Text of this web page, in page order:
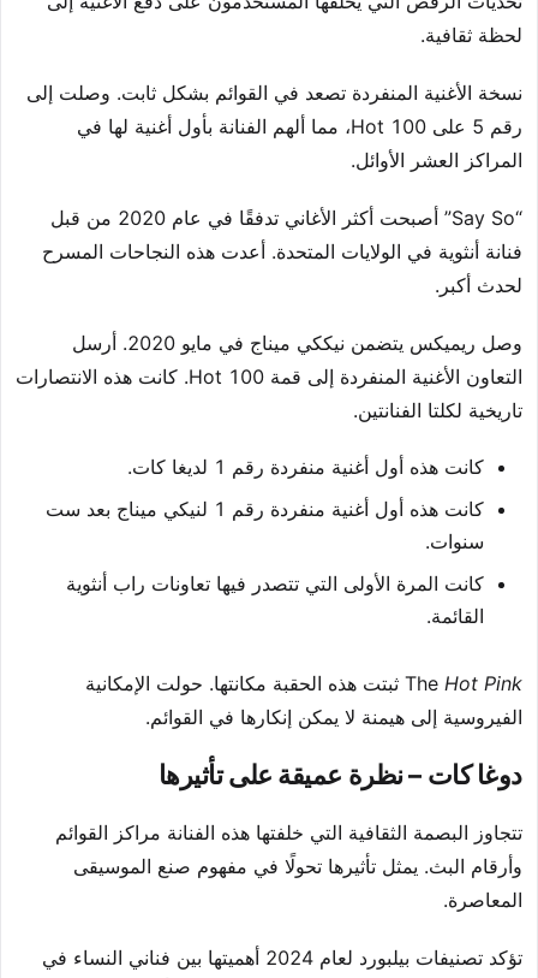
لحظة ثقافية.
نسخة الأغنية المنفردة تصعد في القوائم بشكل ثابت. وصلت إلى
رقم 5 على Hot 100، مما ألهم الفنانة بأول أغنية لها في
المراكز العشر الأوائل.
“Say So” أصبحت أكثر الأغاني تدفقًا في عام 2020 من قبل
فنانة أنثوية في الولايات المتحدة. أعدت هذه النجاحات المسرح
لحدث أكبر.
وصل ريميكس يتضمن نيككي ميناج في مايو 2020. أرسل
التعاون الأغنية المنفردة إلى قمة Hot 100. كانت هذه الانتصارات
تاريخية لكلتا الفنانتين.
كانت هذه أول أغنية منفردة رقم 1 لديغا كات.
كانت هذه أول أغنية منفردة رقم 1 لنيكي ميناج بعد ست
سنوات.
كانت المرة الأولى التي تتصدر فيها تعاونات راب أنثوية
القائمة.
The Hot Pink
ثبتت هذه الحقبة مكانتها. حولت الإمكانية
الفيروسية إلى هيمنة لا يمكن إنكارها في القوائم.
دوغا كات – نظرة عميقة على تأثيرها
تتجاوز البصمة الثقافية التي خلفتها هذه الفنانة مراكز القوائم
وأرقام البث. يمثل تأثيرها تحولًا في مفهوم صنع الموسيقى
المعاصرة.
تؤكد تصنيفات بيلبورد لعام 2024 أهميتها بين فناني النساء في